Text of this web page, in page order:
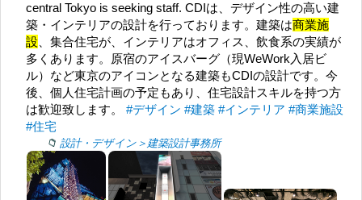
central Tokyo is seeking staff. CDIは、デザイン性の高い建
築・インテリアの設計を行っております。建築は商業施
設 、集合住宅が、インテリアはオフィス、飲食系の実績が
多くあります。原宿のアイスバーグ（現WeWork入居ビ
ル）など東京のアイコンとなる建築もCDIの設計です。今
後、個人住宅計画の予定もあり、住宅設計スキルを持つ方
は歓迎致します。#デザイン #建築 #インテリア #商業施設
#住宅
設計・デザイン＞建築設計事務所